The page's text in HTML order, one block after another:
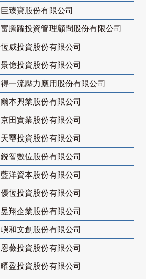
巨臻寶股份有限公司
富騰躍投資管理顧問股份有限公司
恆威投資股份有限公司
景億投資股份有限公司
得一流壓力應用股份有限公司
爾本興業股份有限公司
京田實業股份有限公司
天璽投資股份有限公司
鋭智數位股份有限公司
藍洋資本股份有限公司
優恆投資股份有限公司
昱翔企業股份有限公司
嶼和文創股份有限公司
恩薇投資股份有限公司
曜盈投資股份有限公司